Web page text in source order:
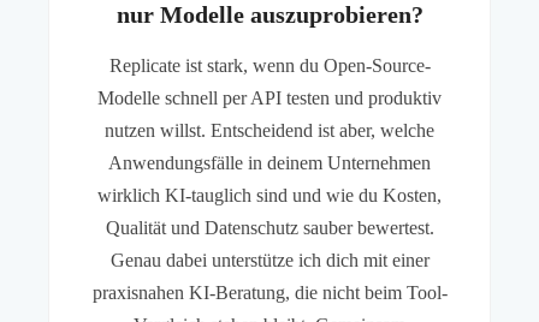
nur Modelle auszuprobieren?
Replicate ist stark, wenn du Open-Source-
Modelle schnell per API testen und produktiv
nutzen willst. Entscheidend ist aber, welche
Anwendungsfälle in deinem Unternehmen
wirklich KI-tauglich sind und wie du Kosten,
Qualität und Datenschutz sauber bewertest.
Genau dabei unterstütze ich dich mit einer
praxisnahen KI-Beratung, die nicht beim Tool-